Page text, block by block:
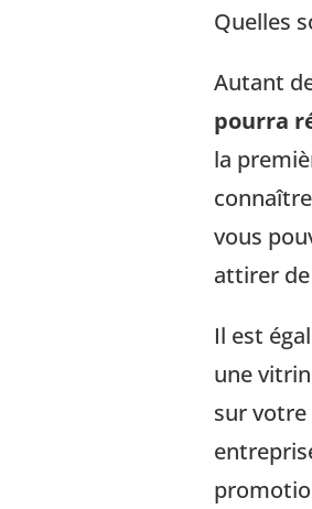
Quelles
Autant
pourra
la
vous
attirer
Il est
une
sur